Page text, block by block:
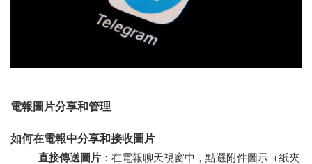
電報圖片分享和管理
如何在電報中分享和接收圖片
直接傳送圖片 ：在電報聊天視窗中，點選附件圖示（紙夾